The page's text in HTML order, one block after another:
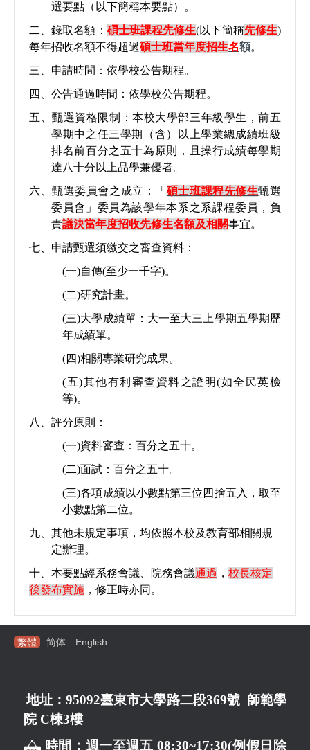
選要點（以下簡稱本要點）。
二、錄取名額： 碩士班課程先修生(以下簡稱先修生)
每年招收名額不得超過碩士班當年度招生名額。
三、申請時間：依學校公告期程。
四、公告通過時間：依學校公告期程。
五、甄選資格限制：本校大學部三年級學生，前五
學期中之任三學期（含）以上學業總成績班級
排名前百分之五十為原則，且操行成績每學期
達八十分以上品學兼優者。
六、甄選委員會之成立：「 碩士班課程先修生甄選
委員會」委員為該學年本系之系課程委員，負
責議決當年度招收先修生名額及相關事宜。
七、申請甄選須繳交之審查資料：
(一)自傳(至少一千字)。
(二)研究計畫。
(三)大學成績單：大一至大三上學期五學期歷
年成績單。
(四)相關專業研究成果。
(五)其他有利審查資料之證明(如全民英檢
等)。
八、評分原則：
(一)資料審查 ： 百分之五十。
(二)面試 ： 百分之五十。
(三)各項成績以小數點第三位四捨五入，取至
小數點第二位。
九、其他未規定事項，均依照本校及教育部相關規
定辦理。
十、本要點經系務會議
院務會議通過 ， 校長核定
後發布實施 ，修正時亦同。
繁體 简体 English
:::
地址：95092臺東市大學路二段369號 師範學
院 C棟3樓
時間：週一至週五 08:30~17:30(例假日除